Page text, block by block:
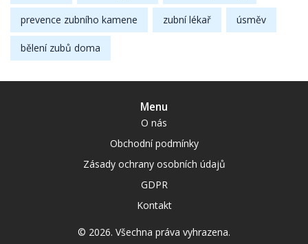
prevence zubního kamene zubní lékař úsměv
bělení zubů doma
Menu
O nás
Obchodní podmínky
Zásady ochrany osobních údajů
GDPR
Kontakt
© 2026. Všechna práva vyhrazena.